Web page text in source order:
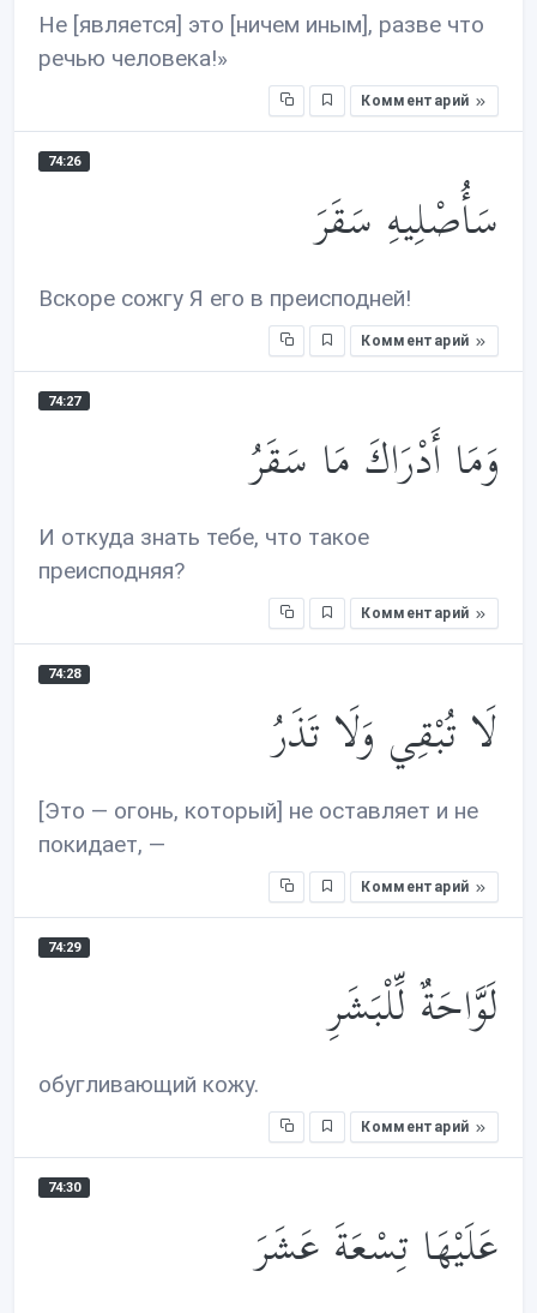
Не [является] это [ничем иным], разве что
речью человека!»
Комментарий
74:26
سَأُصْلِيهِ سَقَرَ
Вскоре сожгу Я его в преисподней!
Комментарий
74:27
وَمَا أَدْرَاكَ مَا سَقَرُ
И откуда знать тебе, что такое
преисподняя?
Комментарий
74:28
لَا تُبْقِي وَلَا تَذَرُ
[Это — огонь, который] не оставляет и не
покидает, —
Комментарий
74:29
لَوَّاحَةٌ لِّلْبَشَرِ
обугливающий кожу.
Комментарий
74:30
عَلَيْهَا تِسْعَةَ عَشَرَ